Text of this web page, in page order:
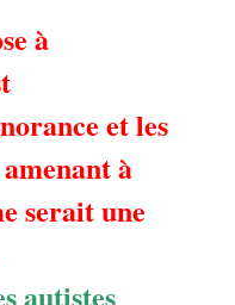
à
et les
à
serait une
autistes